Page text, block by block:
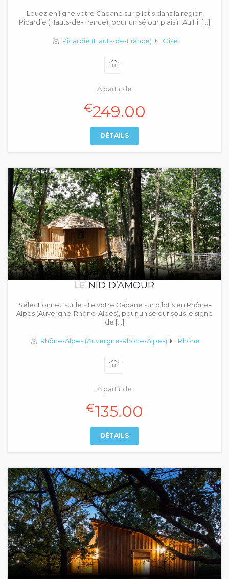
Louez en ligne votre Cabane sur pilotis dans la région
Picardie (Hauts-de-France), pour un séjour plaisir. Au Fil […]
Picardie (Hauts-de-France) Oise
À partir de
€249.00
DÉTAILS
LE NID D’AMOUR
Sélectionnez sur le site votre Cabane sur pilotis en Rhône-
Alpes (Auvergne-Rhône-Alpes), pour un séjour sous le signe
de […]
Rhône-Alpes (Auvergne-Rhône-Alpes) Rhône
À partir de
€135.00
DÉTAILS